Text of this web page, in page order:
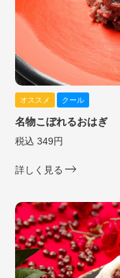
オススメ クール
名物こぼれるおはぎ
税込 349円
詳しく見る